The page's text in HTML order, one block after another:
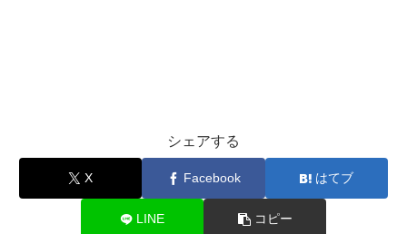
シェアする
X Facebook はてブ
LINE コピー